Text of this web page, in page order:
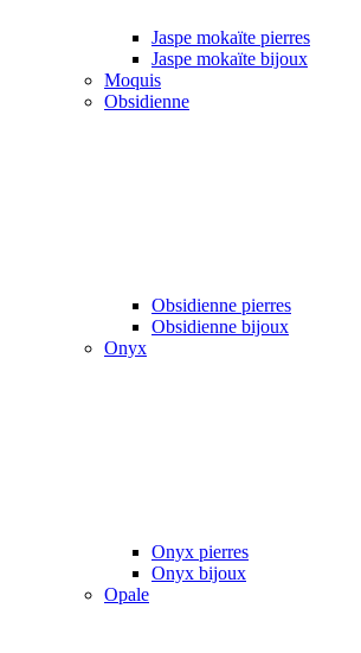
Jaspe mokaïte pierres
Jaspe mokaïte bijoux
Moquis
Obsidienne
Obsidienne pierres
Obsidienne bijoux
Onyx
Onyx pierres
Onyx bijoux
Opale